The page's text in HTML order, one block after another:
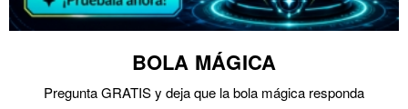
BOLA MÁGICA
Pregunta GRATIS y deja que la bola mágica responda